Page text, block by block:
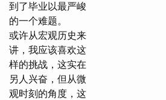
到了毕业以最严峻
的一个难题。
或许从宏观历史来
讲，我应该喜欢这
样的挑战，这实在
另人兴奋，但从微
观时刻的角度，这